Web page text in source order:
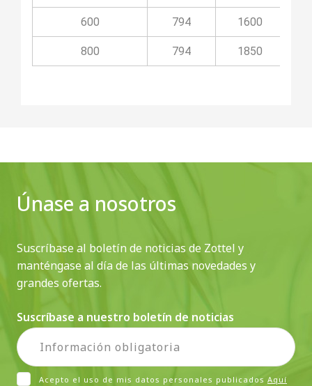
600 794 1600
800 794 1850
Únase a nosotros
Suscríbase al boletín de noticias de Zottel y
manténgase al día de las últimas novedades y
grandes ofertas.
Suscríbase a nuestro boletín de noticias
Acepto el uso de mis datos personales publicados Aquí